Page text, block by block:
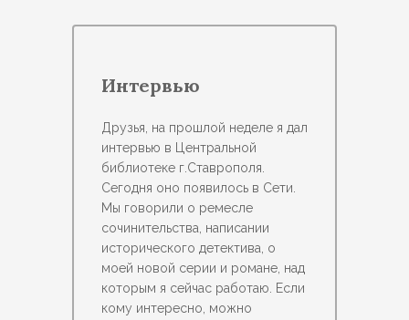
Интервью
Друзья, на прошлой неделе я дал
интервью в Центральной
библиотеке г.Ставрополя.
Сегодня оно появилось в Сети.
Мы говорили о ремесле
сочинительства, написании
исторического детектива, о
моей новой серии и романе, над
которым я сейчас работаю. Если
кому интересно, можно